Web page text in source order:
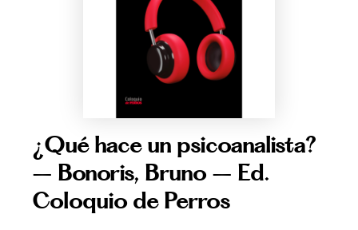
¿Qué hace un psicoanalista?
– Bonoris, Bruno – Ed.
Coloquio de Perros